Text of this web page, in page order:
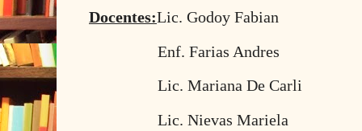
Docentes:Lic. Godoy Fabian
Enf. Farias Andres
Lic. Mariana De Carli
Lic. Nievas Mariela